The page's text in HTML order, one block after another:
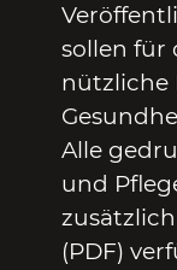
sollen für
nützliche
Alle
und
(PDF)